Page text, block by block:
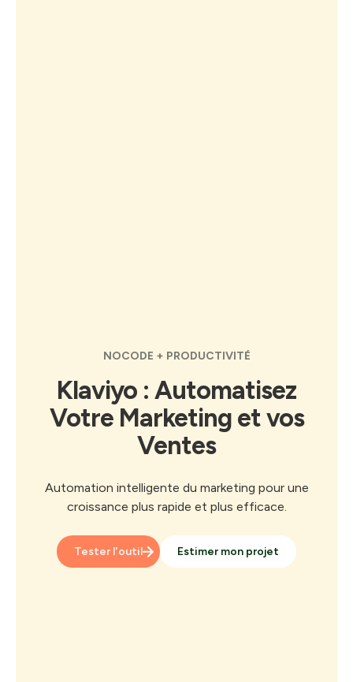
NOCODE + PRODUCTIVITÉ
Klaviyo : Automatisez
Votre Marketing et vos
Ventes
Automation intelligente du marketing pour une
croissance plus rapide et plus efficace.
Tester l'outil Estimer mon projet